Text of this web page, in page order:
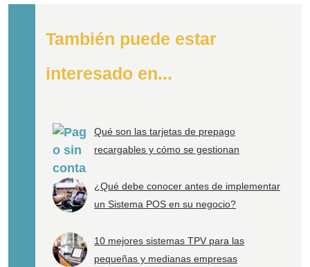
También puede estar
interesado en...
Qué son las tarjetas de prepago
recargables y cómo se gestionan
¿Qué debe conocer antes de implementar
un Sistema POS en su negocio?
10 mejores sistemas TPV para las
pequeñas y medianas empresas